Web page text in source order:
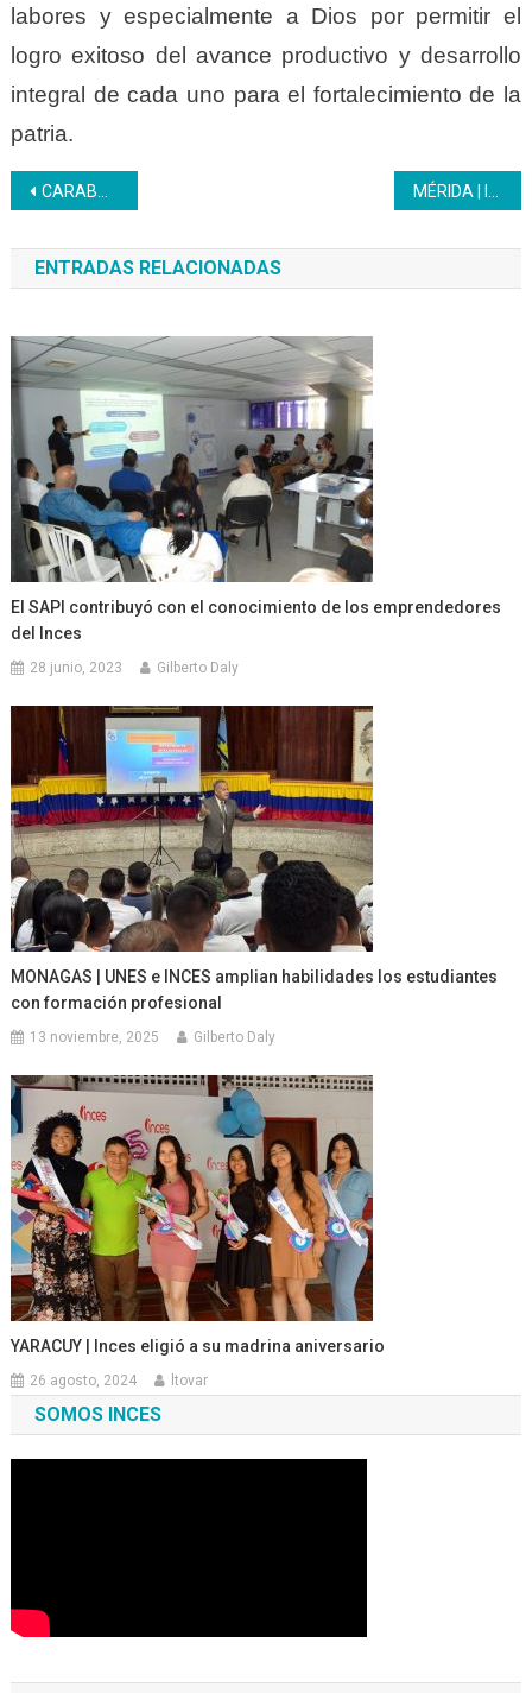
labores y especialmente a Dios por permitir el
logro exitoso del avance productivo y desarrollo
integral de cada uno para el fortalecimiento de la
patria.
Navegación
de
entradas
CARABOBO | Inces participó en el III Acto de Graduación Nacional Conjunta de la Clase Obrera
ENTRADAS RELACIONADAS
El SAPI contribuyó con el conocimiento de los emprendedores
del Inces
28 junio, 2023 Gilberto Daly
MONAGAS | UNES e INCES amplian habilidades los estudiantes
con formación profesional
13 noviembre, 2025 Gilberto Daly
YARACUY | Inces eligió a su madrina aniversario
26 agosto, 2024 ltovar
SOMOS INCES